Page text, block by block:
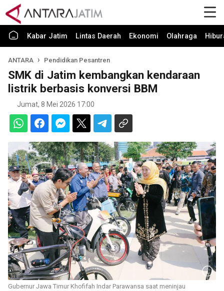
Kabar Jatim Lintas Daerah Ekonomi Olahraga
ANTARA Pendidikan Pesantren
SMK di Jatim kembangkan kendaraan
listrik berbasis konversi BBM
Jumat, 8 Mei 2026 17:00
Gubernur Jawa Timur Khofifah Indar Parawansa saat meninjau